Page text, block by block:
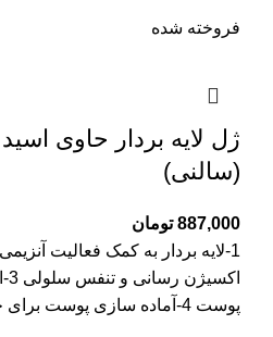
فروخته شده
ژل لایه بردار حاوی
(سالنی)
887,000 تومان
پوست 4-آماده سازی پوست برای جذب مواد مغذی